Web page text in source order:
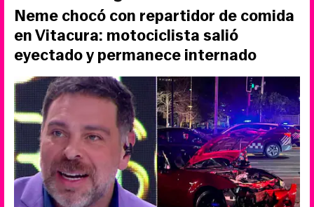
Neme chocó con repartidor de comida
en Vitacura: motociclista salió
eyectado y permanece internado